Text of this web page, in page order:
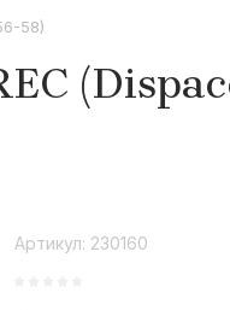
58)
Артикул: 230160